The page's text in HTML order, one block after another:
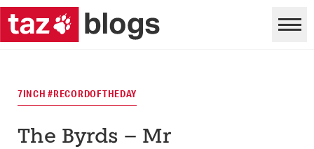
7INCH #RECORDOFTHEDAY
The Byrds – Mr